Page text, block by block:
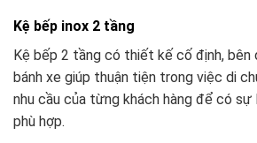
Kệ bếp inox 2 tầng
Kệ bếp 2 tầng có thiết kế cố định,
bánh xe giúp thuận tiện trong việc di
nhu cầu của từng khách hàng để có sự
phù hợp.